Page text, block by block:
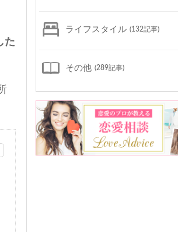
た
ライフスタイル (132記事)
その他 (289記事)